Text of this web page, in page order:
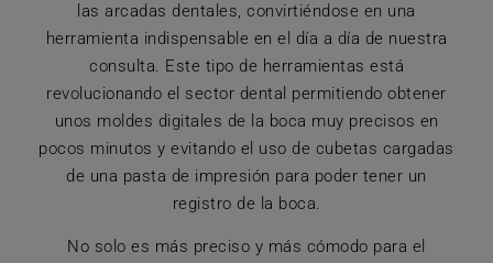
las arcadas dentales, convirtiéndose en una
herramienta indispensable en el día a día de nuestra
consulta. Este tipo de herramientas está
revolucionando el sector dental permitiendo obtener
unos moldes digitales de la boca muy precisos en
pocos minutos y evitando el uso de cubetas cargadas
de una pasta de impresión para poder tener un
registro de la boca.
No solo es más preciso y más cómodo para el